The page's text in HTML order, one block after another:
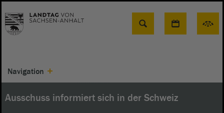
Suche
Navigation
Ausschuss informiert sich in der Schweiz